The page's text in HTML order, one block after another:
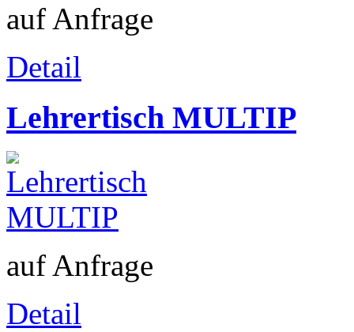
auf Anfrage
Detail
Lehrertisch MULTIP
auf Anfrage
Detail